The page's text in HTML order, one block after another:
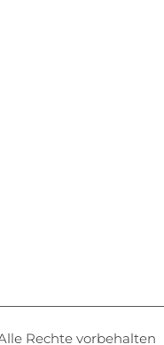
Rechte vorbehalten